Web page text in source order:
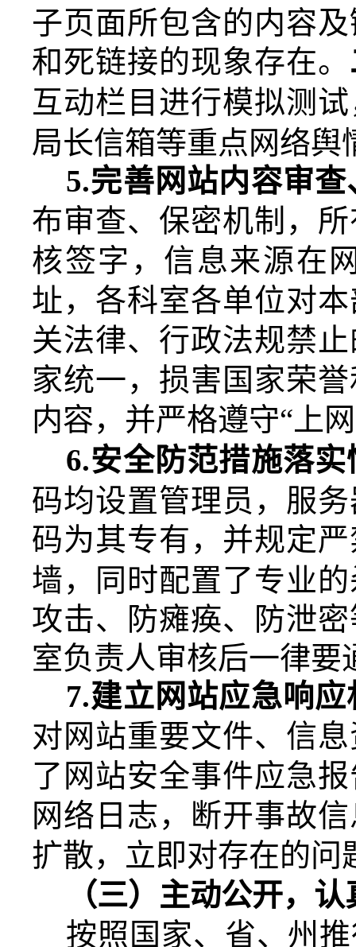
子页面所包含的内容
和死链接的现象存在。
互动栏目进行模拟测
局长信箱等重点网络
5.完善网站内容审
布审查、保密机制，
核签字，信息来源在
址，各科室各单位对
关法律、行政法规禁
家统一，损害国家荣
内容，并严格遵守“上
6.安全防范措施落实
码均设置管理员 ，服
码为其专有， 并规定
墙，同时配置了专业
攻击、防瘫痪、防泄
室负责人审核后一律要
7.建立网站应急响应
对网站重要文件、信
了网站安全事件应急
网络日志，断开事故
扩散，立即对存在的
（三） 主动公开，
按照国家、省、州